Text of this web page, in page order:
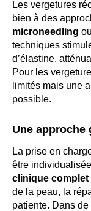
Les vergetures
bien à des
microneedling ou
techniques
d’élastine,
Pour les
limités mais une
possible.
Une approche
La prise en
être
clinique complet
de la peau, la
patiente. Dans